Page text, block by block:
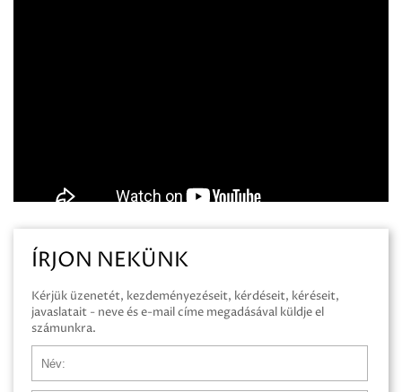
ÍRJON NEKÜNK
Kérjük üzenetét, kezdeményezéseit, kérdéseit, kéréseit,
javaslatait - neve és e-mail címe megadásával küldje el
számunkra.